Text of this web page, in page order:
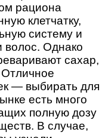
рациона
клетчатку,
систему и
волос. Однако
сахар,
Отличное
— выбирать для
есть много
полную дозу
В случае,